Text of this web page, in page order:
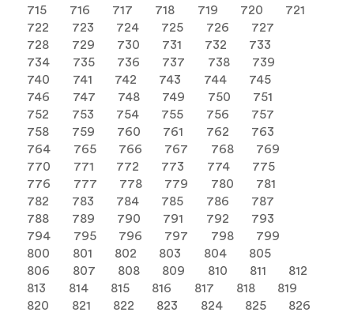
715
716 717 718 719 720
721
722
723 724 725 726
727
728
729 730 731 732
733
734
735 736 737 738
739
740
741 742 743 744
745
746
747 748 749 750
751
752
753 754 755 756
757
758
759 760 761 762
763
764
765 766 767 768
769
770
771 772 773 774
775
776
777 778 779 780
781
782
783 784 785 786
787
788
789 790 791 792
793
794
795 796 797 798
799
800
801 802 803 804
805
806
807 808 809 810 811
812
813
814 815 816 817 818
819
820
821 822 823 824 825
826